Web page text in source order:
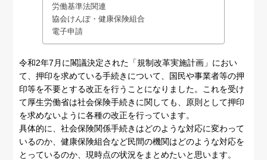
労働基準法関連
協会けんぽ・健康保険組合
電子申請
令和2年7月に閣議決定された「規制改革実施計画」におい
て、押印を求めている手続きについて、国民や事業者等の押
印等を不要とする改正を行うことになりました。これを受け
て厚生労働省は社会保険手続きに関しても、原則として押印
を求めないように各種の改正を行っています。
具体的に、社会保険関係手続きはどのような対応に変わって
いるのか、健康保険組合など民間の機関はどのような対応を
とっているのか、現時点の状況をまとめたいと思います。